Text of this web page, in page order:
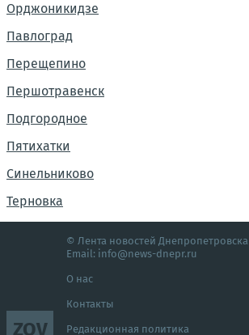
Орджоникидзе
Павлоград
Перещепино
Першотравенск
Подгородное
Пятихатки
Синельниково
Терновка
ZOV
© Лента новостей Днепропетровска
Email: info@news-dnepr.ru
О нас
Контакты
Редакционная политика